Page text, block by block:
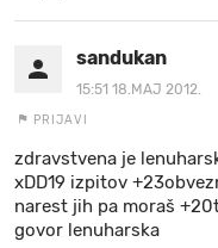
sandukan
15:51 18.MAJ 2012.
PRIJAVI
zdravstvena je
xDD19 izpitov
narest jih pa moraš
govor lenuharska